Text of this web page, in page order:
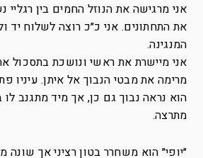
אני מרגישה את הנוזל החמים בין
את התחתונים. אני כ״כ רוצה לשלוח יד
המנגינה.
אני מיישרת את ראשי ונושכת בתסכול
מרימה את מבטי הנבוך אל איתן. עיניו
הוא נראה נבוך גם כן, אך מיד מתגנב
מתרצה.
״יופי״ הוא משחרר בטון רציני אך שונה